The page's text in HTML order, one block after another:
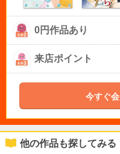
0円作品あり
来店ポイント
今すぐ
他の作品も探してみる